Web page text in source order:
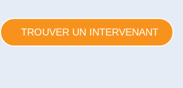
TROUVER UN INTERVENANT